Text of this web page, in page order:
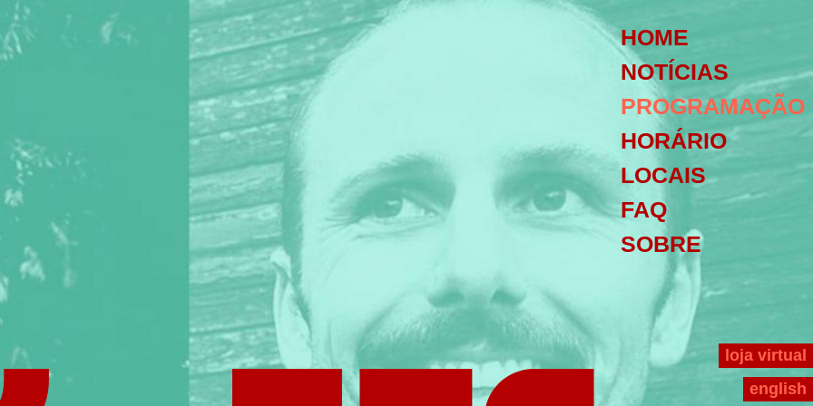
HOME
NOTÍCIAS
PROGRAMAÇÃO
HORÁRIO
LOCAIS
FAQ
SOBRE
loja virtual
english